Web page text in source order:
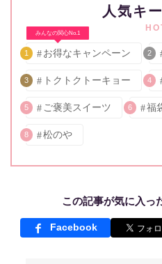
人気キ
みんなの関心No.1
1 お得なキャンペーン 2
3 トクトクトーキョー 4
5 ご褒美スイーツ 6 福
8 松のや
この記事が気に入っ
Facebook